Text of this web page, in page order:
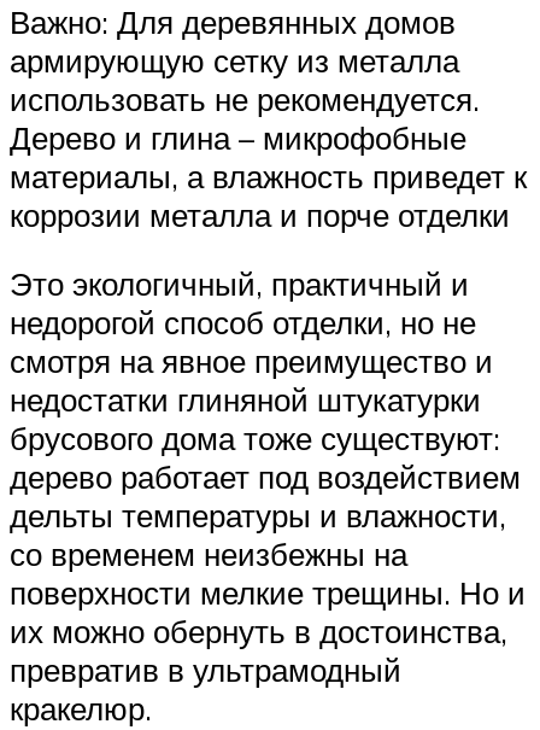
Важно: Для деревянных домов
армирующую сетку из металла
использовать не рекомендуется.
Дерево и глина – микрофобные
материалы, а влажность приведет к
коррозии металла и порче отделки
Это экологичный, практичный и
недорогой способ отделки, но не
смотря на явное преимущество и
недостатки глиняной штукатурки
брусового дома тоже существуют:
дерево работает под воздействием
дельты температуры и влажности,
со временем неизбежны на
поверхности мелкие трещины. Но и
их можно обернуть в достоинства,
превратив в ультрамодный
кракелюр.